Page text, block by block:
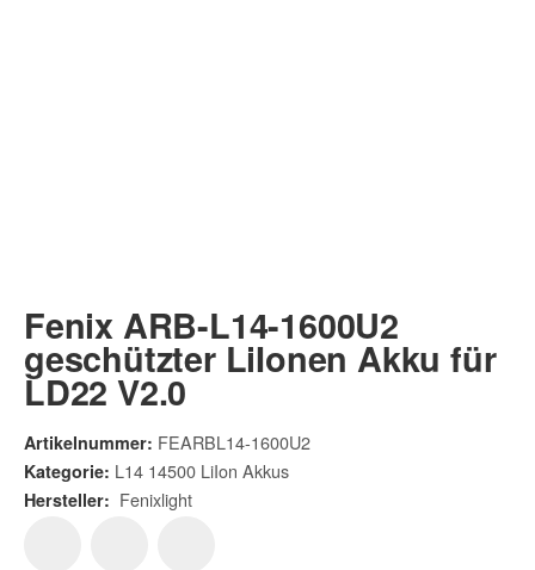
Fenix ARB-L14-1600U2
geschützter LiIonen Akku für
LD22 V2.0
Artikelnummer: FEARBL14-1600U2
Kategorie: L14 14500 LiIon Akkus
Hersteller: Fenixlight